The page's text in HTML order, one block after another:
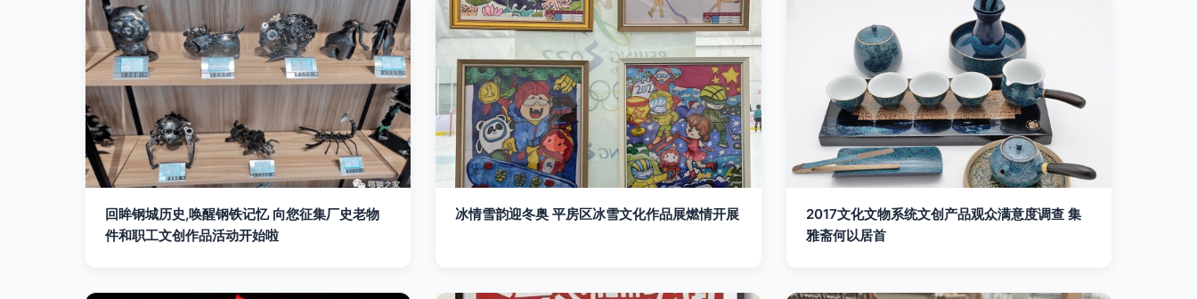
回眸钢城历史,唤醒钢铁记忆 向您征集厂史老物
件和职工文创作品活动开始啦
冰情雪韵迎冬奥 平房区冰雪文化作品展燃情开展
2017文化文物系统文创产品观众满意度调查 集
雅斋何以居首